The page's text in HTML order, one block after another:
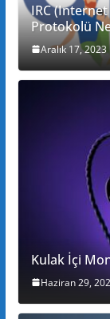
IRC
Protokolü
Aralık 17, 2023
Kulak İçi
Haziran 29,